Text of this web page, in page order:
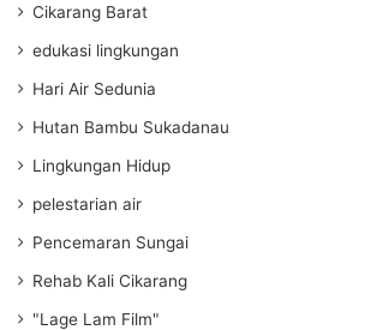
Cikarang Barat
edukasi lingkungan
Hari Air Sedunia
Hutan Bambu Sukadanau
Lingkungan Hidup
pelestarian air
Pencemaran Sungai
Rehab Kali Cikarang
"Lage Lam Film"